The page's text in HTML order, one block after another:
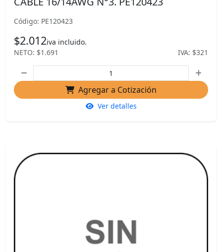
Código: PE120423
$2.012iva incluido.
NETO: $1.691
IVA: $321
Agregar a Cotización
Ver detalles